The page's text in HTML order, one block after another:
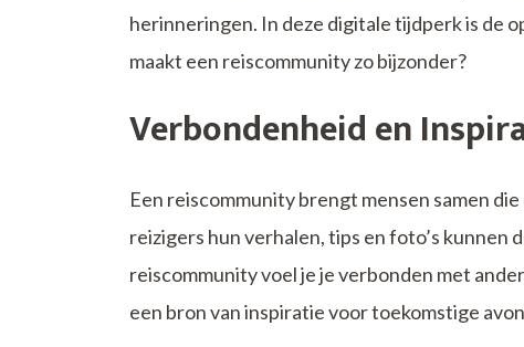
herinneringen. In deze digitale tijdperk is de
maakt een reiscommunity zo bijzonder?
Verbondenheid en
Een reiscommunity brengt mensen samen
reizigers hun verhalen, tips en foto’s
reiscommunity voel je je verbonden met
een bron van inspiratie voor toekomstige